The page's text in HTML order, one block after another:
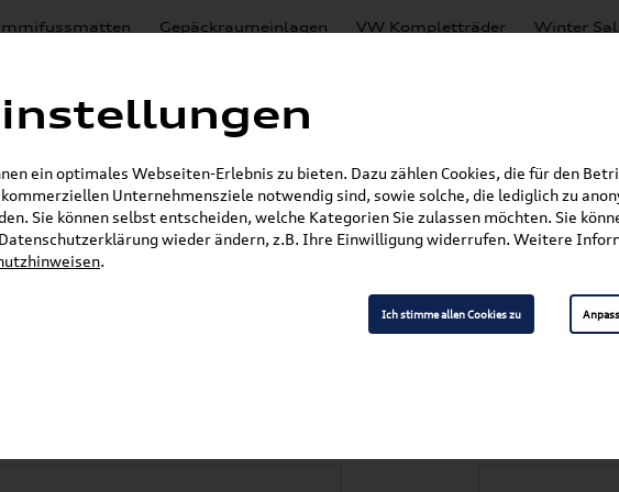
Gepäckraumeinlagen VW Kompletträder Winter
Lackierungen
E-Mail
2ZZ
Schriftzug Emblem
ein optimales Webseiten-Erlebnis zu bieten. Dazu zählen Cookies, die für den
Unternehmensziele notwendig sind, sowie solche, die lediglich zu
Sie können selbst entscheiden, welche Kategorien Sie zulassen möchten. Sie
wieder ändern, z.B. Ihre Einwilligung widerrufen. Weitere
.
Ich stimme allen Cookies zu